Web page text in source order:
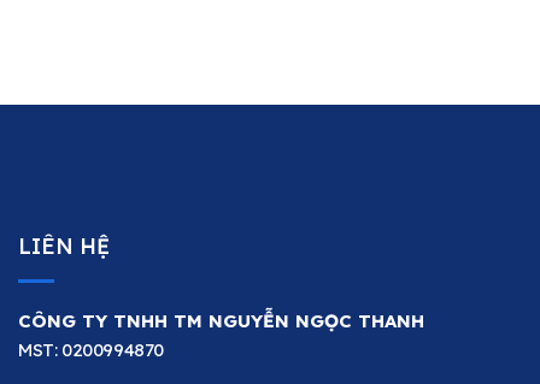
LIÊN HỆ
CÔNG TY TNHH TM NGUYỄN NGỌC THANH
MST: 0200994870